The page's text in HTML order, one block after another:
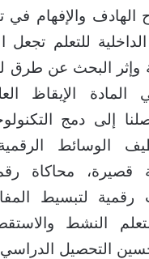
والإفهام في
للتعلم تجعل
وإثر البحث عن طرق
المادة الإيقاظ
إلى دمج
الوسائط
قصيرة، محاكاة
رقمية لتبسيط
النشط
التحصيل